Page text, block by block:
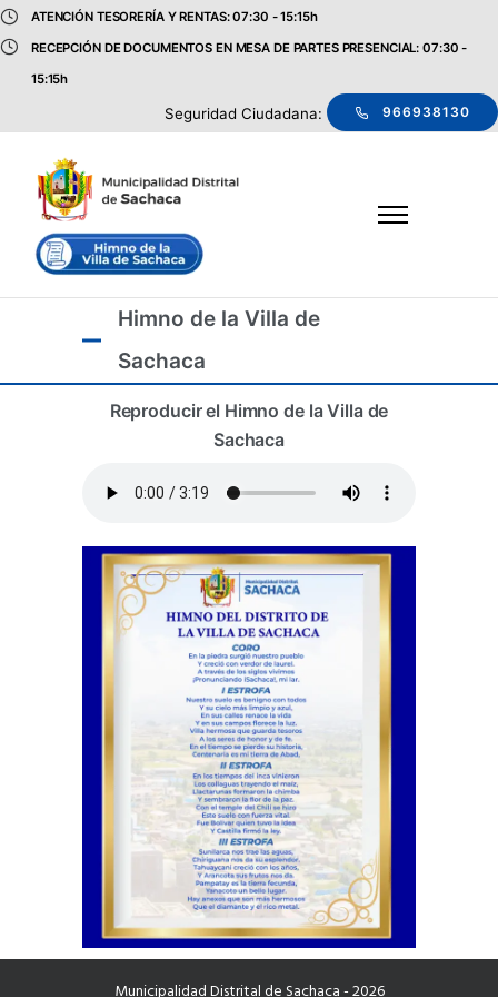
ATENCIÓN TESORERÍA Y RENTAS: 07:30 - 15:15h
RECEPCIÓN DE DOCUMENTOS EN MESA DE PARTES PRESENCIAL: 07:30 -
15:15h
Seguridad Ciudadana: 966938130
Himno de la Villa de
Sachaca
Reproducir el Himno de la Villa de
Sachaca